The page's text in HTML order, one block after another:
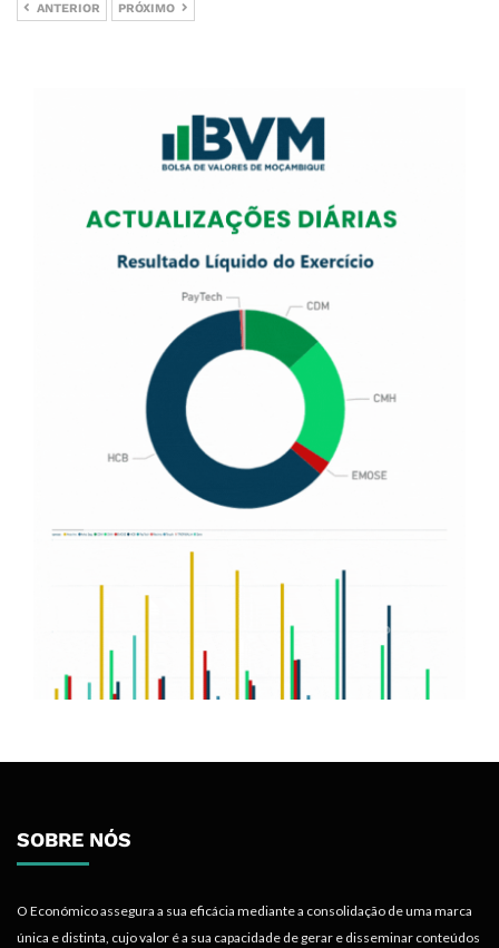
ANTERIOR PRÓXIMO
SOBRE NÓS
O Económico assegura a sua eficácia mediante a consolidação de uma marca
única e distinta, cujo valor é a sua capacidade de gerar e disseminar conteúdos